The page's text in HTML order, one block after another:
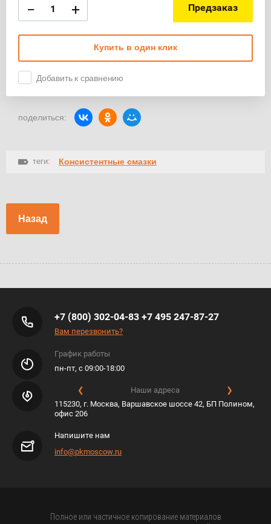
− + Предзаказ
Купить в один клик
Добавить к сравнению
поделиться:
теги: Консистентные смазки
Назад
+7 (800) 302-04-83 +7 495 247-87-27
Вам перезвонить?
График работы
пн-пт, с 09:00-18:00
❮ Наши адреса
❯
115230, г. Москва, Варшавское шоссе 42, БП Полином,
офис 206
Напишите нам
info@pkmoscow.ru
Полное или частичное копирование материалов